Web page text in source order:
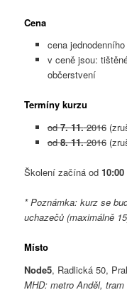
Cena
cena
v ceně jsou:
občerstvení
Termíny kurzu
od7. 11.2016
od8. 11.2016
Školení začíná od10:00
* Poznámka: kurz se
uchazečů (maximálně
Místo
Node5, Radlická 50,
MHD: metro Anděl,